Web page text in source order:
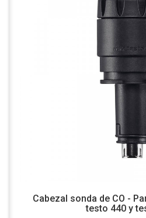
Cabezal sonda de CO -
testo 440 y